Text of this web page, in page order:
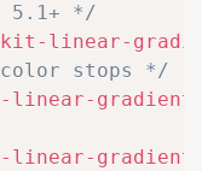
5.1+ */
linear-
stops */
linear-gradient
linear-gradient